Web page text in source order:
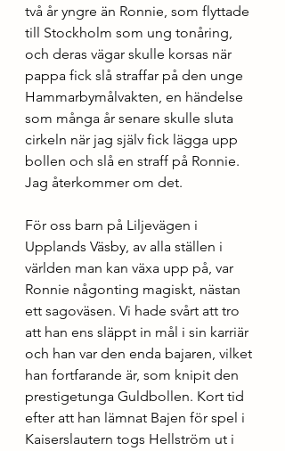
två år yngre än Ronnie, som flyttade
till Stockholm som ung tonåring,
och deras vägar skulle korsas när
pappa fick slå straffar på den unge
Hammarbymålvakten, en händelse
som många år senare skulle sluta
cirkeln när jag själv fick lägga upp
bollen och slå en straff på Ronnie.
Jag återkommer om det.
För oss barn på Liljevägen i
Upplands Väsby, av alla ställen i
världen man kan växa upp på, var
Ronnie någonting magiskt, nästan
ett sagoväsen. Vi hade svårt att tro
att han ens släppt in mål i sin karriär
och han var den enda bajaren, vilket
han fortfarande är, som knipit den
prestigetunga Guldbollen. Kort tid
efter att han lämnat Bajen för spel i
Kaiserslautern togs Hellström ut i